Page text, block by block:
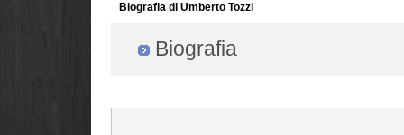
Biografia di Umberto Tozzi
Biografia